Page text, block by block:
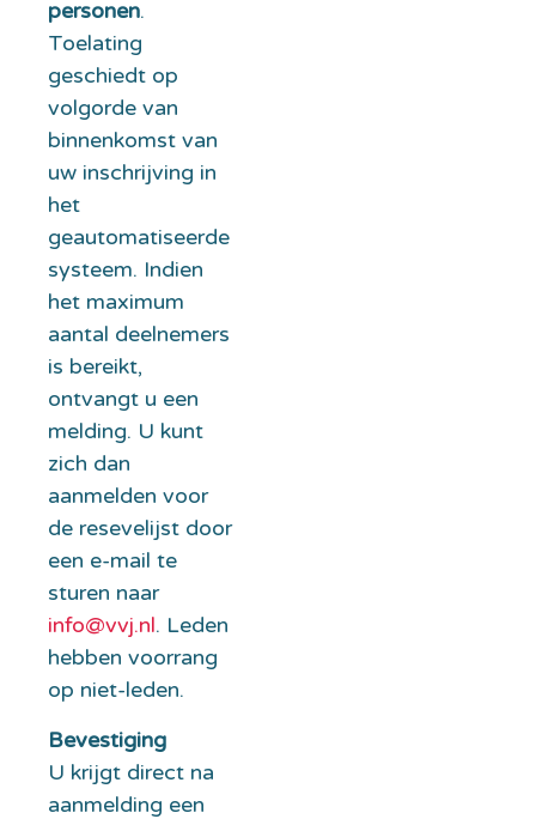
personen.
Toelating
geschiedt op
volgorde van
binnenkomst van
uw inschrijving in
het
geautomatiseerde
systeem. Indien
het maximum
aantal deelnemers
is bereikt,
ontvangt u een
melding. U kunt
zich dan
aanmelden voor
de resevelijst door
een e-mail te
sturen naar
info@vvj.nl. Leden
hebben voorrang
op niet-leden.
Bevestiging
U krijgt direct na
aanmelding een